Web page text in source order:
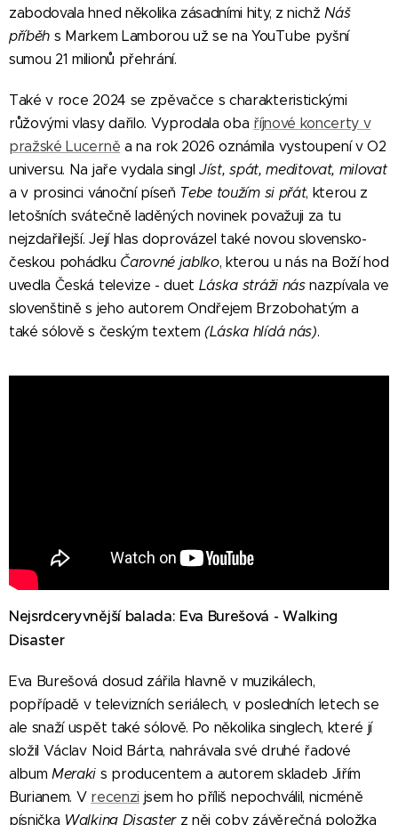
zabodovala hned několika zásadními hity, z nichžNáš
příběh s Markem Lamborou už se na YouTube pyšní
sumou 21 milionů přehrání.
Také v roce 2024 se zpěvačce s charakteristickými
růžovými vlasy dařilo. Vyprodala oba říjnové koncerty v
pražské Lucerně a na rok 2026 oznámila vystoupení v O2
universu. Na jaře vydala singlJíst, spát, meditovat, milovat
a v prosinci vánoční píseň Tebe toužím si přát, kterou z
letošních svátečně laděných novinek považuji za tu
nejzdařilejší. Její hlas doprovázel také novou slovensko-
českou pohádku Čarovné jablko, kterou u nás na Boží hod
uvedla Česká televize - duet Láska stráži násnazpívala ve
slovenštině s jeho autorem Ondřejem Brzobohatým a
také sólově s českým textem(Láska hlídá nás).
Nejsrdceryvnější balada: Eva Burešová - Walking
Disaster
Eva Burešová dosud zářila hlavně v muzikálech,
popřípadě v televizních seriálech, v posledních letech se
ale snaží uspět také sólově. Po několika singlech, které jí
složil Václav Noid Bárta, nahrávala své druhé řadové
album Meraki s producentem a autorem skladeb Jiřím
Burianem. V recenzi jsem ho příliš nepochválil, nicméně
písnička Walking Disasterz něj coby závěrečná položka